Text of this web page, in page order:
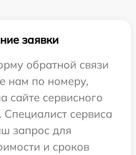
заявки
обратной связи
нам по номеру,
сайте сервисного
сервиса
запрос для
и сроков